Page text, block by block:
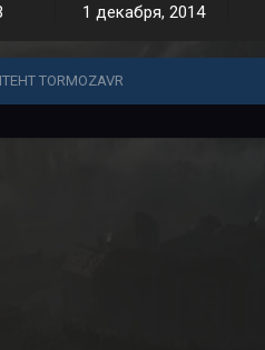
1 декабря, 2014
TORMOZAVR